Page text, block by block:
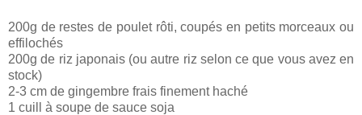
200g de restes de poulet rôti, coupés en petits morceaux ou
effilochés
200g de riz japonais (ou autre riz selon ce que vous avez en
stock)
2-3 cm de gingembre frais finement haché
1 cuill à soupe de sauce soja